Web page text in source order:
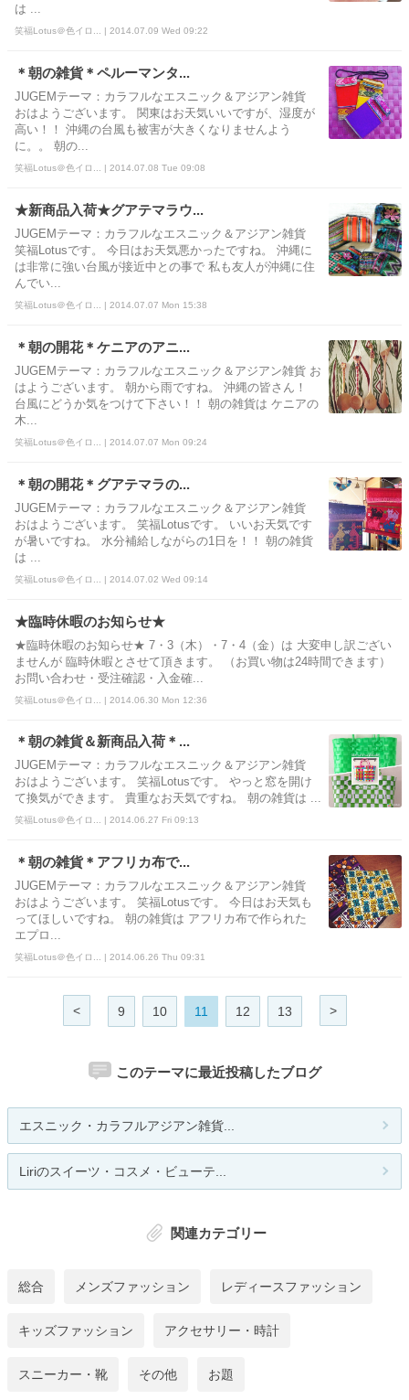
は ...
笑福Lotus＠色イロ... | 2014.07.09 Wed 09:22
＊朝の雑貨＊ペルーマンタ...
JUGEMテーマ：カラフルなエスニック＆アジアン雑貨
おはようございます。 関東はお天気いいですが、湿度が
高い！！ 沖縄の台風も被害が大きくなりませんよう
に。。 朝の...
笑福Lotus＠色イロ... | 2014.07.08 Tue 09:08
★新商品入荷★グアテマラウ...
JUGEMテーマ：カラフルなエスニック＆アジアン雑貨
笑福Lotusです。 今日はお天気悪かったですね。 沖縄に
は非常に強い台風が接近中との事で 私も友人が沖縄に住
んでい...
笑福Lotus＠色イロ... | 2014.07.07 Mon 15:38
＊朝の開花＊ケニアのアニ...
JUGEMテーマ：カラフルなエスニック＆アジアン雑貨 お
はようございます。 朝から雨ですね。 沖縄の皆さん！
台風にどうか気をつけて下さい！！ 朝の雑貨は ケニアの
木...
笑福Lotus＠色イロ... | 2014.07.07 Mon 09:24
＊朝の開花＊グアテマラの...
JUGEMテーマ：カラフルなエスニック＆アジアン雑貨
おはようございます。 笑福Lotusです。 いいお天気です
が暑いですね。 水分補給しながらの1日を！！ 朝の雑貨
は ...
笑福Lotus＠色イロ... | 2014.07.02 Wed 09:14
★臨時休暇のお知らせ★
★臨時休暇のお知らせ★ 7・3（木）・7・4（金）は 大変申し訳ござい
ませんが 臨時休暇とさせて頂きます。 （お買い物は24時間できます）
お問い合わせ・受注確認・入金確...
笑福Lotus＠色イロ... | 2014.06.30 Mon 12:36
＊朝の雑貨＆新商品入荷＊...
JUGEMテーマ：カラフルなエスニック＆アジアン雑貨
おはようございます。 笑福Lotusです。 やっと窓を開け
て換気ができます。 貴重なお天気ですね。 朝の雑貨は ...
笑福Lotus＠色イロ... | 2014.06.27 Fri 09:13
＊朝の雑貨＊アフリカ布で...
JUGEMテーマ：カラフルなエスニック＆アジアン雑貨
おはようございます。 笑福Lotusです。 今日はお天気も
ってほしいですね。 朝の雑貨は アフリカ布で作られた
エプロ...
笑福Lotus＠色イロ... | 2014.06.26 Thu 09:31
< 9 10 11 12 13 >
このテーマに最近投稿したブログ
エスニック・カラフルアジアン雑貨...
Liriのスイーツ・コスメ・ビューテ...
関連カテゴリー
総合 メンズファッション レディースファッション
キッズファッション アクセサリー・時計
スニーカー・靴 その他 お題